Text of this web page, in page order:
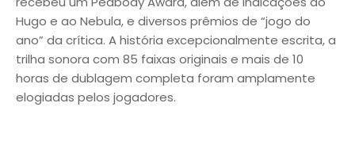
Hugo e ao Nebula, e diversos prêmios de “jogo do
ano” da crítica. A história excepcionalmente escrita, a
trilha sonora com 85 faixas originais e mais de 10
horas de dublagem completa foram amplamente
elogiadas pelos jogadores.